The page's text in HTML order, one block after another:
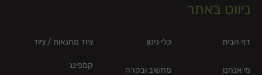
ניווט באתר
דף הבית
מי אנחנו
כלי גינון
מחשוב ובקרה
ציוד מחנאות / ציוד
קמפינג